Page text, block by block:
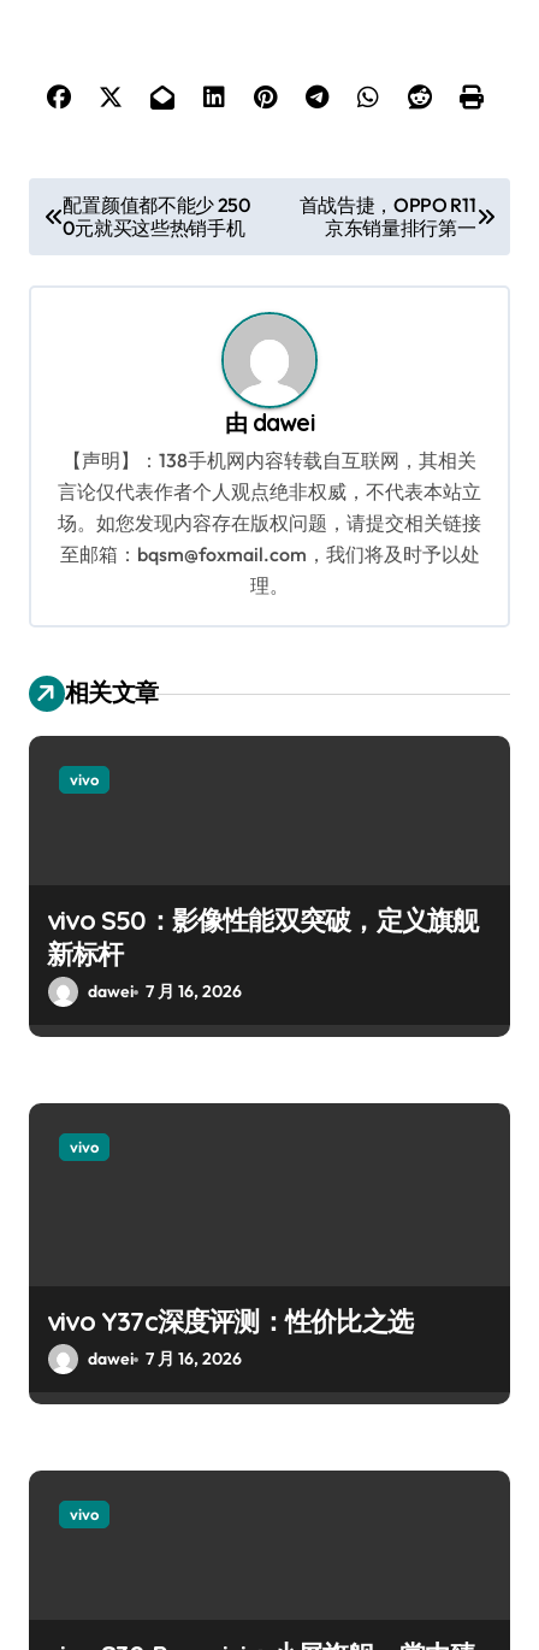
章
导
配置颜值都不能少 250
0元就买这些热销手机
首战告捷，OPPO R11
京东销量排行第一
由 dawei
【声明】：138手机网内容转载自互联网，其相关
言论仅代表作者个人观点绝非权威，不代表本站立
场。如您发现内容存在版权问题，请提交相关链接
至邮箱：bqsm@foxmail.com，我们将及时予以处
理。
相关文章
vivo
vivo S50：影像性能双突破，定义旗舰
新标杆
dawei 7 月 16, 2026
vivo
vivo Y37c深度评测：性价比之选
dawei 7 月 16, 2026
vivo